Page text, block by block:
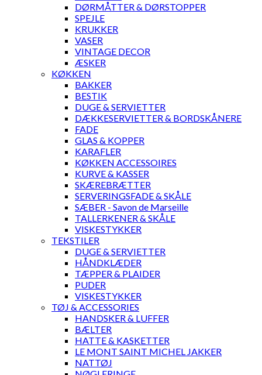
DØRMÅTTER & DØRSTOPPER
SPEJLE
KRUKKER
VASER
VINTAGE DECOR
ÆSKER
KØKKEN
BAKKER
BESTIK
DUGE & SERVIETTER
DÆKKESERVIETTER & BORDSKÅNERE
FADE
GLAS & KOPPER
KARAFLER
KØKKEN ACCESSOIRES
KURVE & KASSER
SKÆREBRÆTTER
SERVERINGSFADE & SKÅLE
SÆBER - Savon de Marseille
TALLERKENER & SKÅLE
VISKESTYKKER
TEKSTILER
DUGE & SERVIETTER
HÅNDKLÆDER
TÆPPER & PLAIDER
PUDER
VISKESTYKKER
TØJ & ACCESSORIES
HANDSKER & LUFFER
BÆLTER
HATTE & KASKETTER
LE MONT SAINT MICHEL JAKKER
NATTØJ